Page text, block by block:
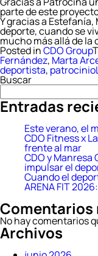
parte de este
Y gracias a
deporte, cuando se
mucho más allá de la
Posted inCDO Group
Fernández, Marta
deportista, patrocinio
Buscar
Entradas
Este verano, el
CDO Fitness x
frente al mar
CDO y Manresa
impulsar el
Cuando el
ARENA FIT
Comentarios
No hay comentarios
Archivos